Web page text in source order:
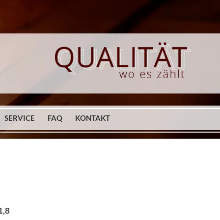
SERVICE FAQ KONTAKT